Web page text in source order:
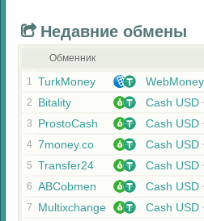
Недавние обмены
Обменник
1 TurkMoney
2 Bitality Cash USD
3 ProstoCash Cash USD
4 7money.co Cash USD
5 Transfer24 Cash USD
6 ABCobmen Cash USD
7 Multixchange Cash USD